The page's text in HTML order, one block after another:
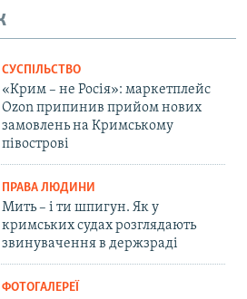
СУСПІЛЬСТВО
«Крим – не Росія»: маркетплейс
Ozon припинив прийом нових
замовлень на Кримському
півострові
ПРАВА ЛЮДИНИ
Мить – і ти шпигун. Як у
кримських судах розглядають
звинувачення в держзраді
ФОТОГАЛЕРЕЇ